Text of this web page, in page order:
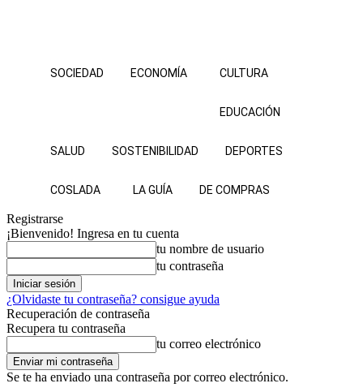
SOCIEDAD ECONOMÍA CULTURA
EDUCACIÓN
SALUD SOSTENIBILIDAD DEPORTES
COSLADA LA GUÍA DE COMPRAS
Registrarse
¡Bienvenido! Ingresa en tu cuenta
tu nombre de usuario
tu contraseña
¿Olvidaste tu contraseña? consigue ayuda
Recuperación de contraseña
Recupera tu contraseña
tu correo electrónico
Se te ha enviado una contraseña por correo electrónico.